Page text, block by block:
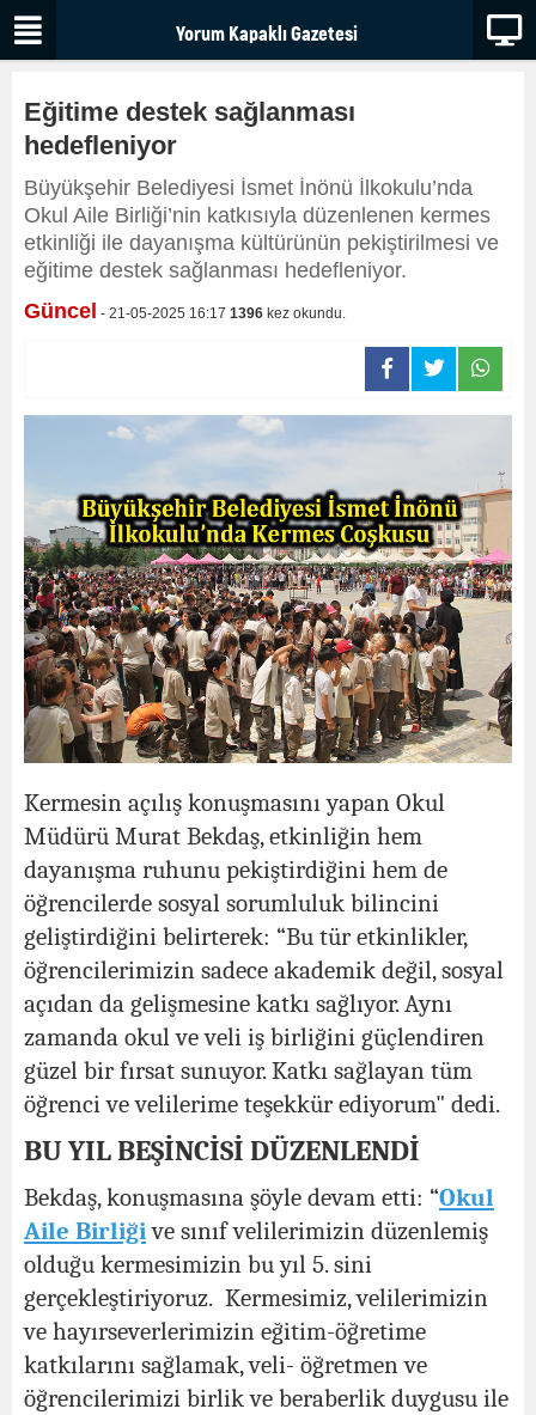
Eğitime destek sağlanması
hedefleniyor
Büyükşehir Belediyesi İsmet İnönü İlkokulu’nda
Okul Aile Birliği’nin katkısıyla düzenlenen kermes
etkinliği ile dayanışma kültürünün pekiştirilmesi ve
eğitime destek sağlanması hedefleniyor.
Güncel - 21-05-2025 16:17 1396 kez okundu.
Kermesin açılış konuşmasını yapan Okul
Müdürü Murat Bekdaş, etkinliğin hem
dayanışma ruhunu pekiştirdiğini hem de
öğrencilerde sosyal sorumluluk bilincini
geliştirdiğini belirterek: “Bu tür etkinlikler,
öğrencilerimizin sadece akademik değil, sosyal
açıdan da gelişmesine katkı sağlıyor. Aynı
zamanda okul ve veli iş birliğini güçlendiren
güzel bir fırsat sunuyor. Katkı sağlayan tüm
öğrenci ve velilerime teşekkür ediyorum" dedi.
BU YIL BEŞİNCİSİ DÜZENLENDİ
Bekdaş, konuşmasına şöyle devam etti: “Okul
Aile Birliğive sınıf velilerimizin düzenlemiş
olduğu kermesimizin bu yıl 5. sini
gerçekleştiriyoruz. Kermesimiz, velilerimizin
ve hayırseverlerimizin eğitim-öğretime
katkılarını sağlamak, veli- öğretmen ve
öğrencilerimizi birlik ve beraberlik duygusu ile